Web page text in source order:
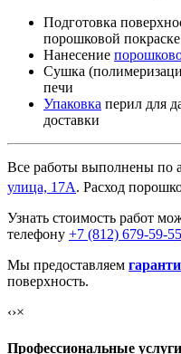
Подготовка
порошковой покраске
Нанесение
Сушка
печи
Упаковка перил для
доставки
Все работы выполнены по
улица, 17А. Расход
Узнать стоимость работ
телефону +7 (812) 679-59-55
Мы предоставляем
поверхность.
‹›×
Профессиональные